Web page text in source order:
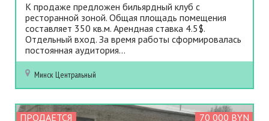
К продаже предложен бильярдный клуб с
ресторанной зоной. Общая площадь помещения
составляет 350 кв.м. Арендная ставка 4.5$.
Отдельный вход. За время работы сформировалась
постоянная аудитория...
Минск Центральный
ПРОДАЕТСЯ 70 000 BYN